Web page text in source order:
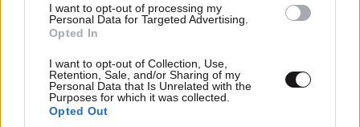
I want to opt-out of processing my
Personal Data for Targeted Advertising.
Opted In
I want to opt-out of Collection, Use,
Retention, Sale, and/or Sharing of my
Personal Data that Is Unrelated with the
Purposes for which it was collected.
Opted Out
Όταν ξέρεις
πως απευθύνεσαι σε όρθια γελάδια και το θράσος
περισσεύει...
Απαντήστε